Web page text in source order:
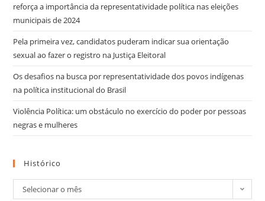
reforça a importância da representatividade política nas eleições
municipais de 2024
Pela primeira vez, candidatos puderam indicar sua orientação
sexual ao fazer o registro na Justiça Eleitoral
Os desafios na busca por representatividade dos povos indígenas
na política institucional do Brasil
Violência Política: um obstáculo no exercício do poder por pessoas
negras e mulheres
Histórico
Selecionar o mês